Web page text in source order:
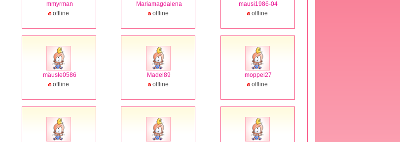
mmyrman
offline
Mariamagdalena
offline
mausi1986-04
offline
mäusle0586
offline
Madel89
offline
moppel27
offline